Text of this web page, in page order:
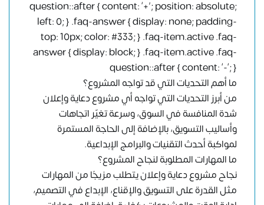
question::after { content: ‘+’; position: absolute;
left: 0; } .faq-answer { display: none; padding-
top: 10px; color: #333; } .faq-item.active .faq-
answer { display: block; } .faq-item.active .faq-
question::after { content: ‘-‘; }
ما أهم التحديات التي قد تواجه المشروع؟
من أبرز التحديات التي تواجه أي مشروع دعاية وإعلان
شدة المنافسة في السوق، وسرعة تغيّر اتجاهات
وأساليب التسويق، بالإضافة إلى الحاجة المستمرة
لمواكبة أحدث التقنيات والبرامج الإبداعية.
ما المهارات المطلوبة لنجاح المشروع؟
نجاح مشروع دعاية وإعلان يتطلب مزيجًا من المهارات
مثل القدرة على التسويق والإقناع، الإبداع في التصميم،